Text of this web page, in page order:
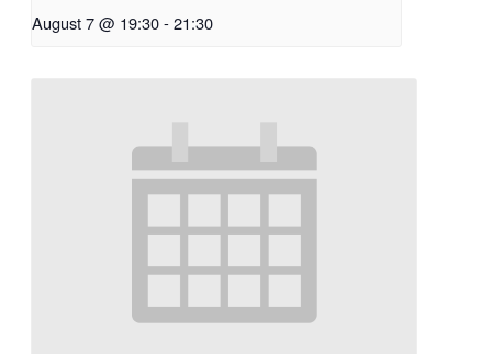
August 7 @ 19:30-21:30